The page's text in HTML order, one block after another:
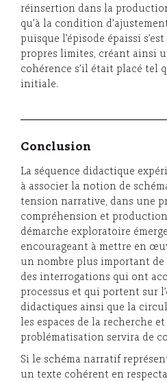
réinsertion dans la
qu’à la condition
puisque l’épisode épaissi
propres limites, créant ainsi
cohérence s’il était placé tel
initiale.
Conclusion
La séquence didactique
à associer la notion de
tension narrative, dans une
compréhension et production
démarche exploratoire
encourageant à mettre en
un nombre plus important de
des interrogations qui ont
processus et qui portent sur
didactiques ainsi que la
les espaces de la recherche
problématisation servira de
Si le schéma narratif
un texte cohérent en